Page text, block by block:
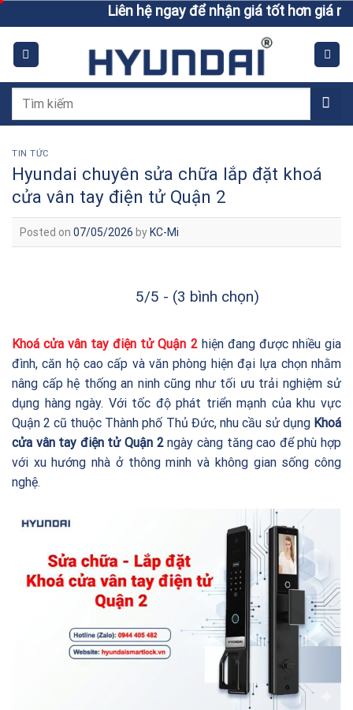
to
content
Liên hệ ngay để nhận giá tốt hơn giá niêm yết
Tìm
TIN TỨC
Hyundai chuyên sửa chữa lắp đặt khoá
cửa vân tay điện tử Quận 2
Posted on 07/05/2026 by KC-Mi
5/5 - (3 bình chọn)
Khoá cửa vân tay điện tử Quận 2 hiện đang được nhiều gia
đình, căn hộ cao cấp và văn phòng hiện đại lựa chọn nhằm
nâng cấp hệ thống an ninh cũng như tối ưu trải nghiệm sử
dụng hàng ngày. Với tốc độ phát triển mạnh của khu vực
Quận 2 cũ thuộc Thành phố Thủ Đức, nhu cầu sử dụng Khoá
cửa vân tay điện tử Quận 2ngày càng tăng cao để phù hợp
với xu hướng nhà ở thông minh và không gian sống công
nghệ.